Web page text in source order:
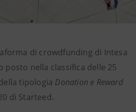
di crowdfunding di Intesa
posto nella classifica delle 25
tipologia Donation e Reward
di Starteed.